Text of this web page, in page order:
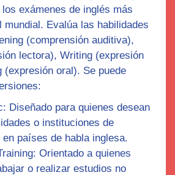
exámenes de inglés más
mundial. Evalúa las habilidades
(comprensión auditiva),
lectora), Writing (expresión
(expresión oral). Se puede
: Diseñado para quienes desean
o instituciones de
países de habla inglesa.
: Orientado a quienes
o realizar estudios no